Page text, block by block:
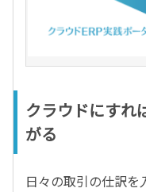
クラウドにすれ
がる
日々の取引の仕訳